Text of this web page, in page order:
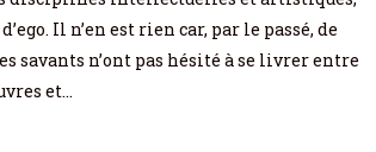
Il n’en est rien car, par le passé, de
savants n’ont pas hésité à se livrer entre
et…